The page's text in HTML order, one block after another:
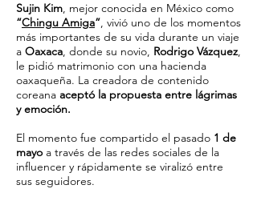
Sujin Kim, mejor conocida en México como
“Chingu Amiga”, vivió uno de los momentos
más importantes de su vida durante un viaje
a Oaxaca, donde su novio, Rodrigo Vázquez,
le pidió matrimonio con una hacienda
oaxaqueña. La creadora de contenido
coreana aceptó la propuesta entre lágrimas
y emoción.
El momento fue compartido el pasado 1 de
mayo a través de las redes sociales de la
influencer y rápidamente se viralizó entre
sus seguidores.